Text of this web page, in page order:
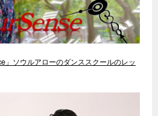
」ソウルアローのダンススクールのレッ